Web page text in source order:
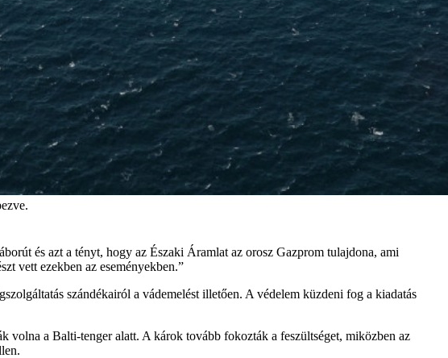
és azt a tényt, hogy az Északi Áramlat az orosz Gazprom tulajdona, ami
vett ezekben az eseményekben.”
szándékairól a vádemelést illetően. A védelem küzdeni fog a kiadatás
volna a Balti-tenger alatt. A károk tovább fokozták a feszültséget, miközben az